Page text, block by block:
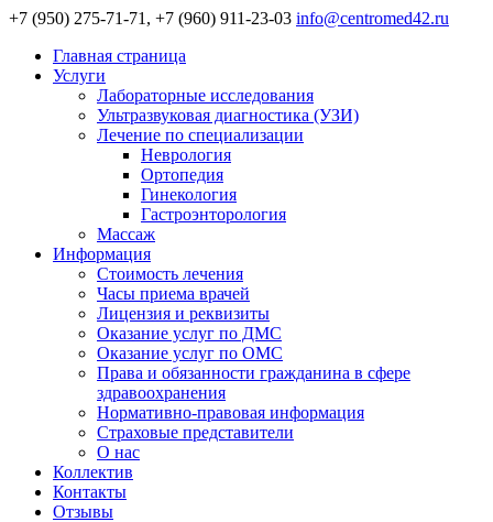
+7 (950) 275-71-71, +7 (960) 911-23-03 info@centromed42.ru
Главная страница
Услуги
Лабораторные исследования
Ультразвуковая диагностика (УЗИ)
Лечение по специализации
Неврология
Ортопедия
Гинекология
Гастроэнторология
Массаж
Информация
Стоимость лечения
Часы приема врачей
Лицензия и реквизиты
Оказание услуг по ДМС
Оказание услуг по ОМС
Права и обязанности гражданина в сфере
здравоохранения
Нормативно-правовая информация
Страховые представители
О нас
Коллектив
Контакты
Отзывы